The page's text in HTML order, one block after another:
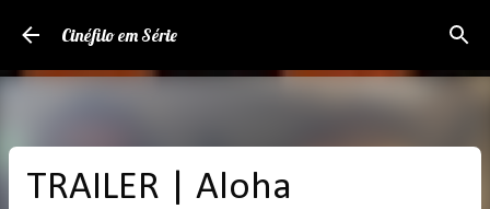
Pular para o conteúdo principal
Cinéfilo em Série
TRAILER | Aloha